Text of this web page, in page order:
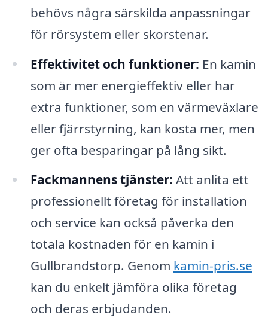
behövs några särskilda anpassningar
för rörsystem eller skorstenar.
Effektivitet och funktioner: En kamin
som är mer energieffektiv eller har
extra funktioner, som en värmeväxlare
eller fjärrstyrning, kan kosta mer, men
ger ofta besparingar på lång sikt.
Fackmannens tjänster: Att anlita ett
professionellt företag för installation
och service kan också påverka den
totala kostnaden för en kamin i
Gullbrandstorp. Genom kamin-pris.se
kan du enkelt jämföra olika företag
och deras erbjudanden.